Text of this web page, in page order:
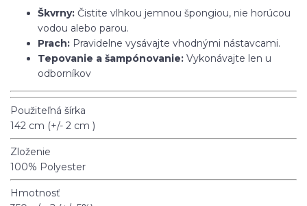
Škvrny: Čistite vlhkou jemnou špongiou, nie horúcou
vodou alebo parou.
Prach: Pravidelne vysávajte vhodnými nástavcami.
Tepovanie a šampónovanie: Vykonávajte len u
odborníkov
Použiteľná šírka
142 cm (+/- 2 cm )
Zloženie
100% Polyester
Hmotnosť